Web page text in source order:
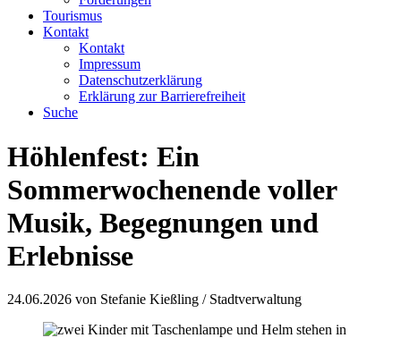
Tourismus
Kontakt
Kontakt
Impressum
Datenschutzerklärung
Erklärung zur Barrierefreiheit
Suche
Höhlenfest: Ein
Sommerwochenende voller
Musik, Begegnungen und
Erlebnisse
24.06.2026 von Stefanie Kießling / Stadtverwaltung